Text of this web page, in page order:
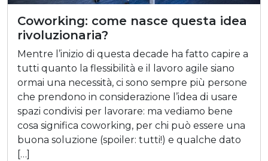
Coworking: come nasce questa idea
rivoluzionaria?
Mentre l’inizio di questa decade ha fatto capire a
tutti quanto la flessibilità e il lavoro agile siano
ormai una necessità, ci sono sempre più persone
che prendono in considerazione l’idea di usare
spazi condivisi per lavorare: ma vediamo bene
cosa significa coworking, per chi può essere una
buona soluzione (spoiler: tutti!) e qualche dato
[…]